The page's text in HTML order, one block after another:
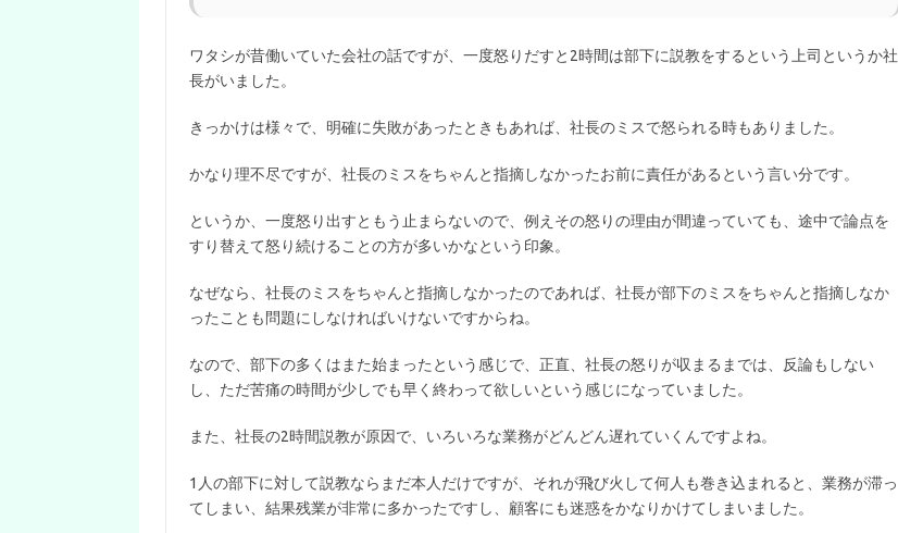
ワタシが昔働いていた会社の話ですが、一度怒りだすと2時間は部下に説教をするという上司というか社
長がいました。
きっかけは様々で、明確に失敗があったときもあれば、社長のミスで怒られる時もありました。
かなり理不尽ですが、社長のミスをちゃんと指摘しなかったお前に責任があるという言い分です。
というか、一度怒り出すともう止まらないので、例えその怒りの理由が間違っていても、途中で論点を
すり替えて怒り続けることの方が多いかなという印象。
なぜなら、社長のミスをちゃんと指摘しなかったのであれば、社長が部下のミスをちゃんと指摘しなか
ったことも問題にしなければいけないですからね。
なので、部下の多くはまた始まったという感じで、正直、社長の怒りが収まるまでは、反論もしない
し、ただ苦痛の時間が少しでも早く終わって欲しいという感じになっていました。
また、社長の2時間説教が原因で、いろいろな業務がどんどん遅れていくんですよね。
1人の部下に対して説教ならまだ本人だけですが、それが飛び火して何人も巻き込まれると、業務が滞っ
てしまい、結果残業が非常に多かったですし、顧客にも迷惑をかなりかけてしまいました。